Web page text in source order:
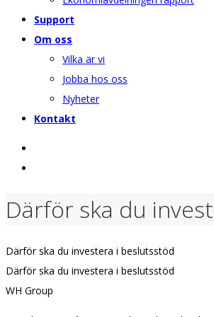
Support
Om oss
Vilka är vi
Jobba hos oss
Nyheter
Kontakt
Därför ska du
Därför ska du investera i beslutsstöd
Därför ska du investera i beslutsstöd
WH Group